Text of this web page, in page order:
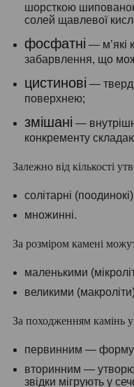
шорсткою
солей щавлевої
фосфатні — м’які
забарвлення, що
цистинові —
поверхнею;
змішані —
конкременту
Залежно від кількості
солітарні
множинні.
За розміром камені
маленькими
великими
За походженням камінь
первинним —
вторинним —
звідки мігрують у